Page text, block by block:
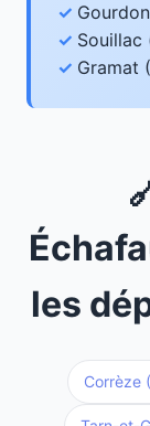
Souillac
Gramat
les
Corrèze